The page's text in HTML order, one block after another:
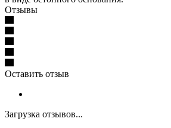
Отзывы
Оставить отзыв
Загрузка отзывов...